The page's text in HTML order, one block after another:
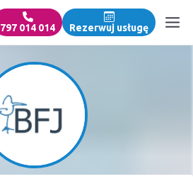
797 014 014 Rezerwuj usługę